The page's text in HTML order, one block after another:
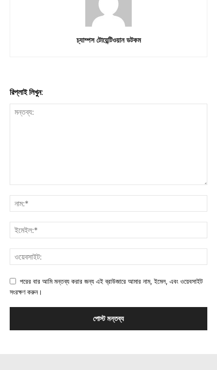
চ্যাম্পস টোয়েন্টিওয়ান ডটকম
রিপ্লাই লিখুন:
পরের বার আমি মন্তব্য করার জন্য এই ব্রাউজারে আমার নাম, ইমেল, এবং ওয়েবসাইট
সংরক্ষণ করুন।